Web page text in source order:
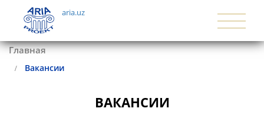
aria.uz
Главная
Вакансии
ВАКАНСИИ